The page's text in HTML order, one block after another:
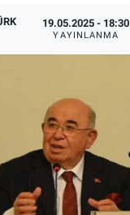
19.05.2025 - 18:30
YAYINLANMA
Haberleri